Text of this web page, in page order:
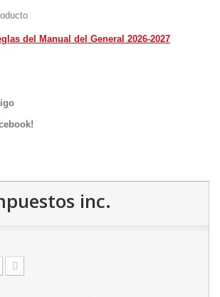
del Manual del General 2026-2027
inc.